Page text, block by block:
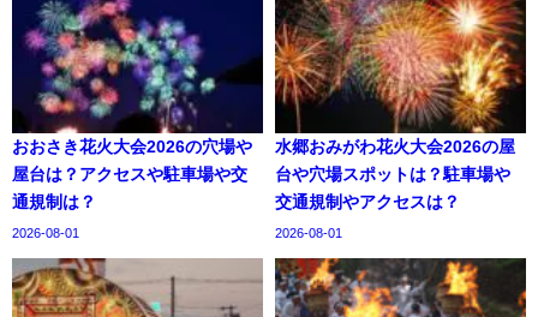
おおさき花火大会2026の穴場や
屋台は？アクセスや駐車場や交
通規制は？
2026-08-01
水郷おみがわ花火大会2026の屋
台や穴場スポットは？駐車場や
交通規制やアクセスは？
2026-08-01